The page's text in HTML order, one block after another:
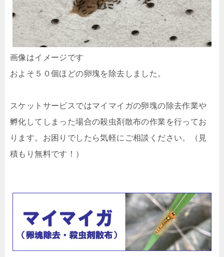
画像はイメージです
およそ５０個ほどの卵塊を除去しました。
スケットサービスではマイマイガの卵塊の除去作業や
孵化してしまった場合の殺虫剤散布の作業を行ってお
ります。お困りでしたら気軽にご相談ください。（見
積もり無料です！）